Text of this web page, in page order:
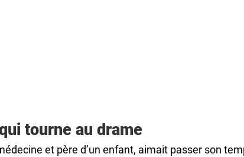
tourne au drame
et père d’un enfant, aimait passer son